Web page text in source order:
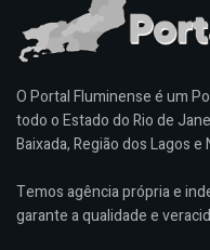
O Portal Fluminense é um
todo o Estado do Rio de
Baixada, Região dos Lagos
Temos agência própria e
garante a qualidade e